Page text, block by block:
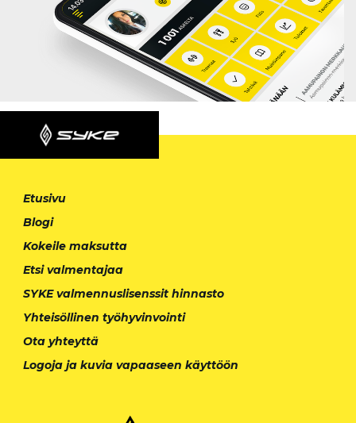
Etusivu
Blogi
Kokeile maksutta
Etsi valmentajaa
SYKE valmennuslisenssit hinnasto
Yhteisöllinen työhyvinvointi
Ota yhteyttä
Logoja ja kuvia vapaaseen käyttöön